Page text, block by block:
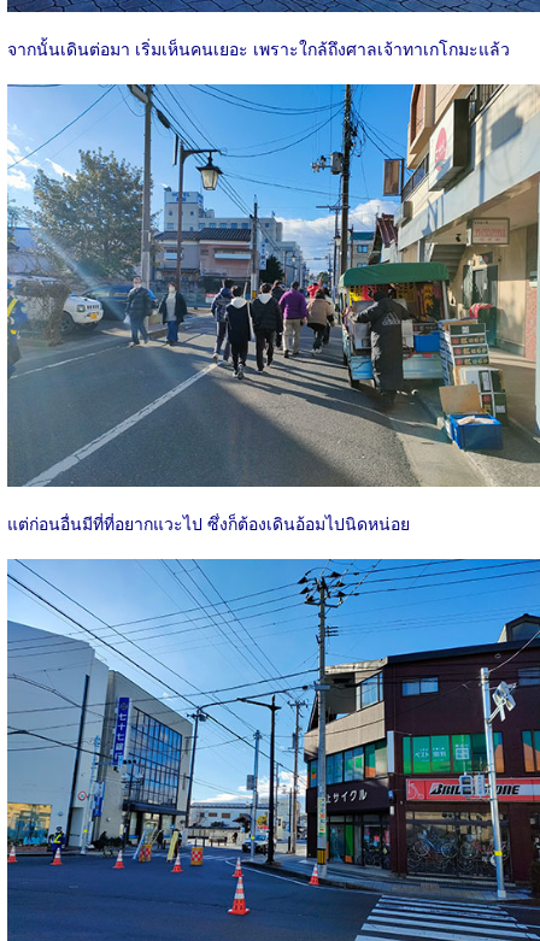
จากนั้นเดินต่อมา เริ่มเห็นคนเยอะ เพราะใกล้ถึงศาลเจ้าทาเกโกมะแล้ว
แต่ก่อนอื่นมีที่ที่อยากแวะไป ซึ่งก็ต้องเดินอ้อมไปนิดหน่อย